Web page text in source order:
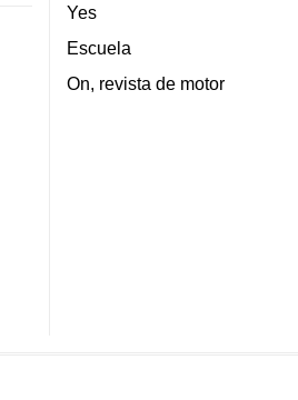
Yes
Escuela
On, revista de motor